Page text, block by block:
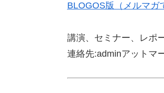
BLOGOS版（メルマガ
講演、セミナー、レポ
連絡先:adminアットマ